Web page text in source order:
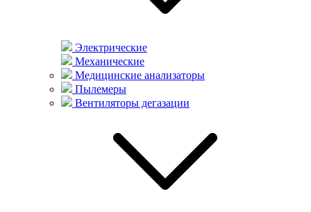
Электрические
Механические
Медицинские анализаторы
Пылемеры
Вентиляторы дегазации